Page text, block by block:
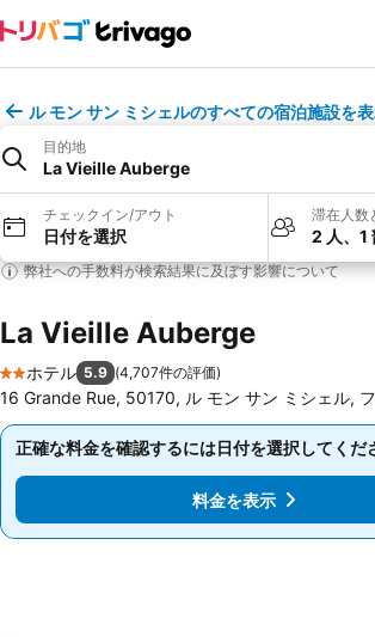
ル モン サン ミシェルのすべての宿泊施設を
目的地
La Vieille Auberge
チェックイン/アウト
日付を選択
滞在人数
2 人、1
弊社への手数料が検索結果に及ぼす影響について
La Vieille Auberge
2 ホテルのランク
ホテル 5.9 (4,707件の評価)
16 Grande Rue, 50170, ル モン サン ミシェル,
正確な料金を確認するには日付を選択してくだ
料金を表示
正確な料金を確認するには日付を選択してくだ
料金を表示